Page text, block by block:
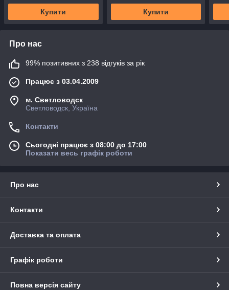
Купити Купити
Про нас
99% позитивних з 238 відгуків за рік
Працює з 03.04.2009
м. Светловодск
Светловодск, Україна
Контакти
Сьогодні працює з 08:00 до 17:00
Показати весь графік роботи
Про нас
Контакти
Доставка та оплата
Графік роботи
Повна версія сайту